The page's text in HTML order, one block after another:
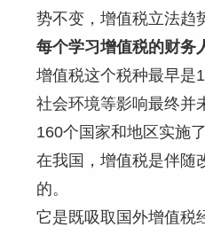
势不变，增值税立法趋
每个学习增值税的财务
增值税这个税种最早是
社会环境等影响最终并
160个国家和地区实施了
在我国，增值税是伴随
的。
它是既吸取国外增值税